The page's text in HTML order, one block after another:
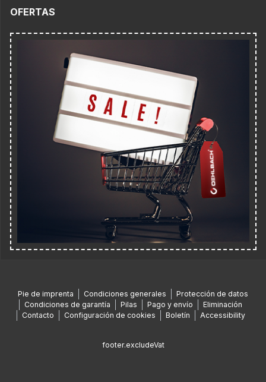
OFERTAS
Pie de imprenta Condiciones generales
Protección de datos
Condiciones de garantía
Pilas Pago y envío
Eliminación
Contacto
Configuración de cookies Boletín Accessibility
footer.excludeVat